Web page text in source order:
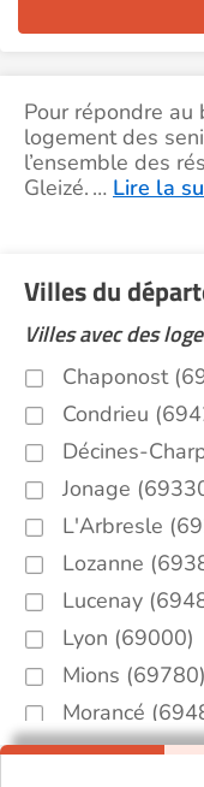
Pour répondre
logement des
l’ensemble des
Gleizé. … Lire la
Villes du
Villes avec des
Chaponost
Condrieu
Décines-
Jonage
L'Arbresle
Lozanne
Lucenay
Lyon (69000)
Mions (69780)
Morancé
Rillieux-la-